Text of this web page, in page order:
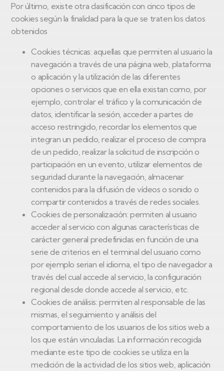
Por último, existe otra clasificación con cinco tipos de
cookies según la finalidad para la que se traten los datos
obtenidos
Cookies técnicas: aquellas que permiten al usuario la
navegación a través de una página web, plataforma
o aplicación y la utilización de las diferentes
opciones o servicios que en ella existan como, por
ejemplo, controlar el tráfico y la comunicación de
datos, identificar la sesión, acceder a partes de
acceso restringido, recordar los elementos que
integran un pedido, realizar el proceso de compra
de un pedido, realizar la solicitud de inscripción o
participación en un evento, utilizar elementos de
seguridad durante la navegación, almacenar
contenidos para la difusión de vídeos o sonido o
compartir contenidos a través de redes sociales.
Cookies de personalización: permiten al usuario
acceder al servicio con algunas características de
carácter general predefinidas en función de una
serie de criterios en el terminal del usuario como
por ejemplo serian el idioma, el tipo de navegador a
través del cual accede al servicio, la configuración
regional desde donde accede al servicio, etc.
Cookies de análisis: permiten al responsable de las
mismas, el seguimiento y análisis del
comportamiento de los usuarios de los sitios web a
los que están vinculadas. La información recogida
mediante este tipo de cookies se utiliza en la
medición de la actividad de los sitios web, aplicación